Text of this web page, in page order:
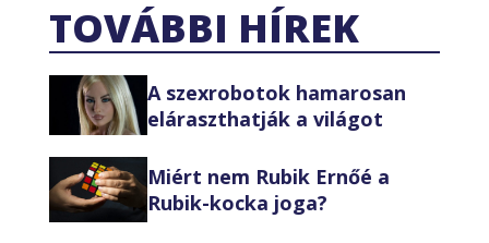
TOVÁBBI HÍREK
A szexrobotok hamarosan
eláraszthatják a világot
Miért nem Rubik Ernőé a
Rubik-kocka joga?